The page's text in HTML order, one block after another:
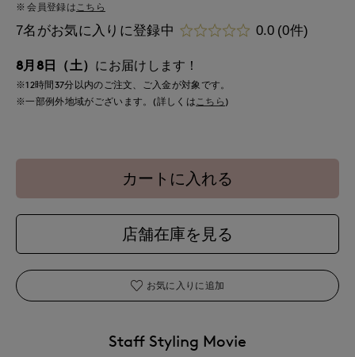
会員登録はこちら
7名がお気に入りに登録中 0.0 (0件)
8月8日（土） にお届けします！
※12時間37分以内のご注文、ご入金が対象です。
※一部例外地域がございます。(詳しくは こちら )
カートに入れる
店舗在庫を見る
お気に入りに追加
Staff Styling Movie